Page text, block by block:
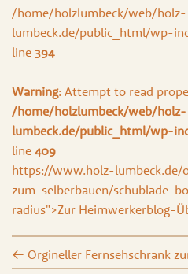
Blog
Kontakt
/home/holzlumbeck/web/holz-
lumbeck.de/public_html/wp-
line 394
Warning: Attempt to read
/home/holzlumbeck/web/holz-
lumbeck.de/public_html/wp-
line 409
https://www.holz-lumbeck.de/
zum-selberbauen/schublade-
radius">Zur Heimwerkerblog-
← Orgineller Fernsehschrank